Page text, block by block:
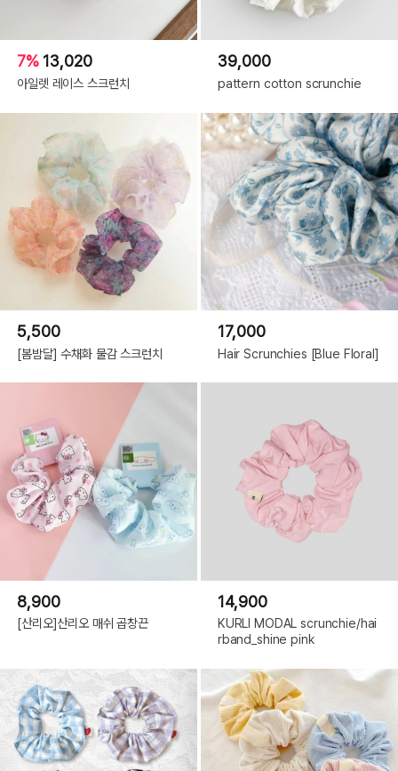
7% 13,020
아일렛 레이스 스크런치
39,000
pattern cotton scrunchie
5,500
[봄밤달] 수채화 물감 스크런치
17,000
Hair Scrunchies [Blue Floral]
8,900
[산리오]산리오 매쉬 곱창끈
14,900
KURLI MODAL scrunchie/hai
rband_shine pink